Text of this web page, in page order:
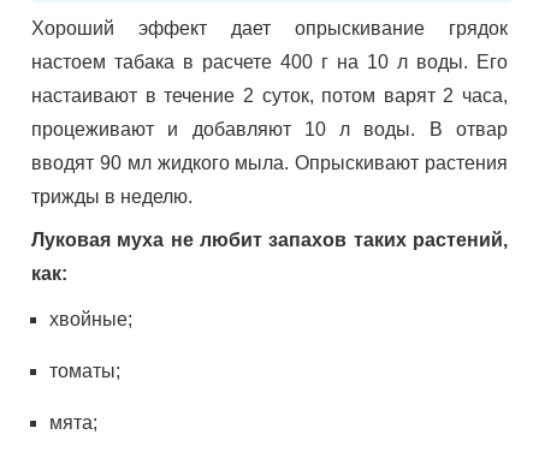
Хороший эффект дает опрыскивание грядок
настоем табака в расчете 400 г на 10 л воды. Его
настаивают в течение 2 суток, потом варят 2 часа,
процеживают и добавляют 10 л воды. В отвар
вводят 90 мл жидкого мыла. Опрыскивают растения
трижды в неделю.
Луковая муха не любит запахов таких растений,
как:
хвойные;
томаты;
мята;